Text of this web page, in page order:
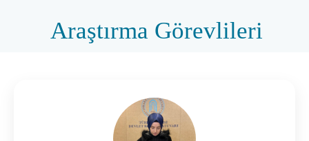
Araştırma Görevlileri